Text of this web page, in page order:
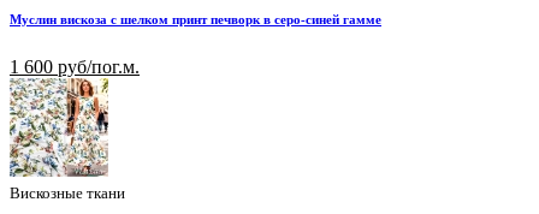
Муслин вискоза с шелком принт печворк в серо-синей гамме
1 600 руб/пог.м.
Вискозные ткани